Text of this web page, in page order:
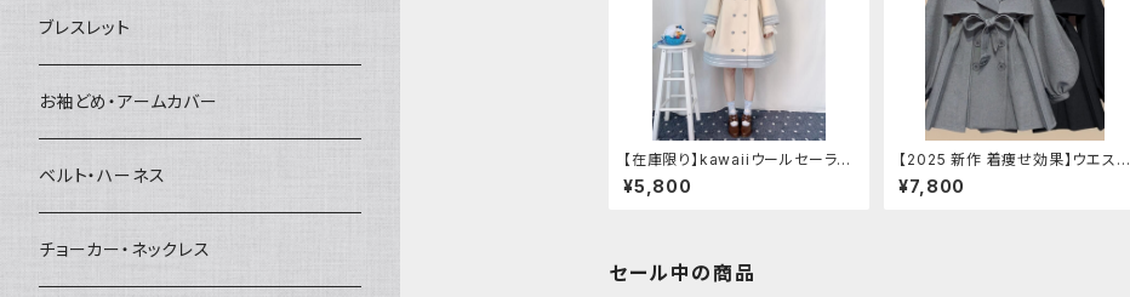
【在庫限り】kawaiiウールセーラー
ジャケット(胸元リボン付き) Mサイ
ズ
¥5,800
【2025 新作 着痩せ効果】ウエスト
シェイプセミロングコート
¥7,800
セール中の商品
ブレスレット
お袖どめ・アームカバー
ベルト・ハーネス
チョーカー・ネックレス